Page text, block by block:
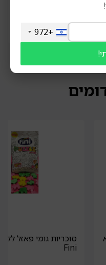
התמונות והתאריכים
סוכריות גומי פאזל
Fini
+972